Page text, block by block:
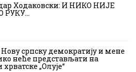
Ходаковски: И НИКО НИЈЕ
РУКУ…
српску демократију и мене
неће представљати на
„Олује“